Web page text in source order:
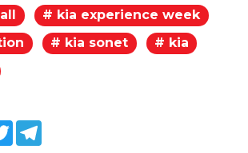
# kia experience week
# kia sonet
# kia
Twitter